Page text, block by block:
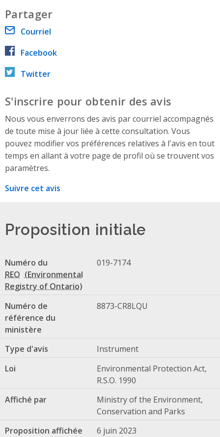
Partager
Courriel
Facebook
Twitter
S'inscrire pour obtenir des avis
Nous vous enverrons des avis par courriel accompagnés
de toute mise à jour liée à cette consultation. Vous
pouvez modifier vos préférences relatives à l'avis en tout
temps en allant à votre page de profil où se trouvent vos
paramètres.
Suivre cet avis
Proposition initiale
Numéro du
REO
019-7174
Numéro de
référence du
ministère
8873-CR8LQU
Type d'avis
Instrument
Loi
Environmental Protection Act,
R.S.O. 1990
Affiché par
Ministry of the Environment,
Conservation and Parks
Proposition affichée
6 juin 2023